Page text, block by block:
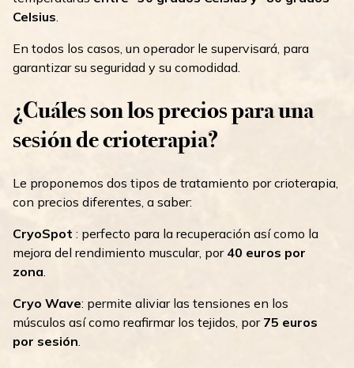
Celsius
En todos los casos, un operador le supervisará, para
garantizar su seguridad y su comodidad.
¿Cuáles son los precios para una
sesión de crioterapia?
Le proponemos dos tipos de tratamiento por crioterapia,
con precios diferentes, a saber:
CryoSpot : perfecto para la recuperación así como la
mejora del rendimiento muscular, por 40 euros por
zona
Cryo Wave: permite aliviar las tensiones en los
músculos así como reafirmar los tejidos, por 75 euros
por sesión